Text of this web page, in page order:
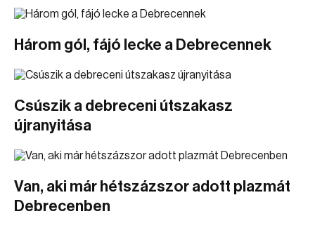
Három gól, fájó lecke a Debrecennek
Csúszik a debreceni útszakasz
újranyitása
Van, aki már hétszázszor adott plazmát
Debrecenben